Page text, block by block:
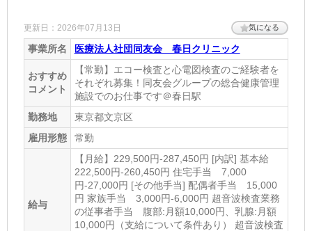
更新日：2026年07月13日 気になる
事業所名 医療法人社団同友会 春日クリニック
おすすめ
コメント
【常勤】エコー検査と心電図検査のご経験者を
それぞれ募集！同友会グループの総合健康管理
施設でのお仕事です＠春日駅
勤務地
東京都文京区
雇用形態
常勤
給与
【月給】229,500円-287,450円 [内訳] 基本給
222,500円-260,450円 住宅手当 7,000
円-27,000円 [その他手当] 配偶者手当 15,000
円 家族手当 3,000円-6,000円 超音波検査業務
の従事者手当 腹部:月額10,000円、乳腺:月額
10,000円（支給について条件あり） 超音波検査